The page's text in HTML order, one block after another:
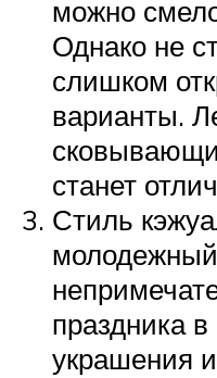
можно
Однако не
слишком
варианты.
станет
Стиль
праздника
украшения